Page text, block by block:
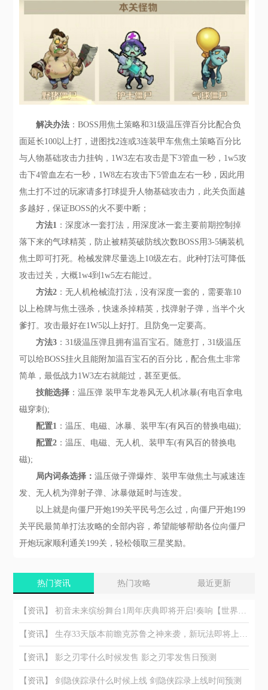
解决办法 ：BOSS用焦土策略和31级温压弹百分比配合负
面延长100以上打，进图找2连或3连装甲车焦焦土策略百分比
与人物基础攻击力挂钩，1W3左右攻击是下3管血一秒，1w5攻
击下4管血左右一秒，1W8左右攻击下5管血左右一秒，因此用
焦土打不过的玩家请多打球提升人物基础攻击力，此关负面越
多越好，保证BOSS的火不要中断；
方法1 ：深度冰一套打法，用深度冰一套主要前期控制掉
落下来的气球精英，防止被精英破防线次数BOSS用3-5辆装机
焦土即可打死。枪械发牌尽量选上10级左右。此种打法可降低
攻击过关，大概1w4到1w5左右能过。
方法2 ：无人机枪械流打法，没有深度一套的，需要靠10
以上枪牌与焦土强杀，快速杀掉精英，找弹射子弹，当半个火
爹打。攻击最好在1W5以上好打。且防免一定要高。
方法3 ：31级温压弹且拥有温百宝石。随意打，31级温压
可以给BOSS挂火且能附加温百宝石的百分比，配合焦土非常
简单，最低战力1W3左右就能过，甚至更低。
技能选择 ：温压弹 装甲车龙卷风无人机冰暴(有电百拿电
磁穿刺);
配置1 ：温压、电磁、冰暴、装甲车(有风百的替换电磁);
配置2 ：温压、电磁、无人机、装甲车(有风百的替换电
磁);
局内词条选择：温压做子弹爆炸、装甲车做焦土与减速连
发、无人机为弹射子弹、冰暴做延时与连发。
以上就是向僵尸开炮199关平民号怎么过，向僵尸开炮199
关平民最简单打法攻略的全部内容，希望能够帮助各位向僵尸
开炮玩家顺利通关199关，轻松领取三星奖励。
热门资讯 热门攻略 最近更新
【资讯】
【资讯】
【资讯】 影之刃零什么时候发售 影之刃零发售日预测
【资讯】 剑隐侠踪录什么时候上线 剑隐侠踪录上线时间预测